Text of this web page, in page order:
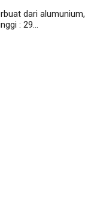
dari alumunium,
: 29…